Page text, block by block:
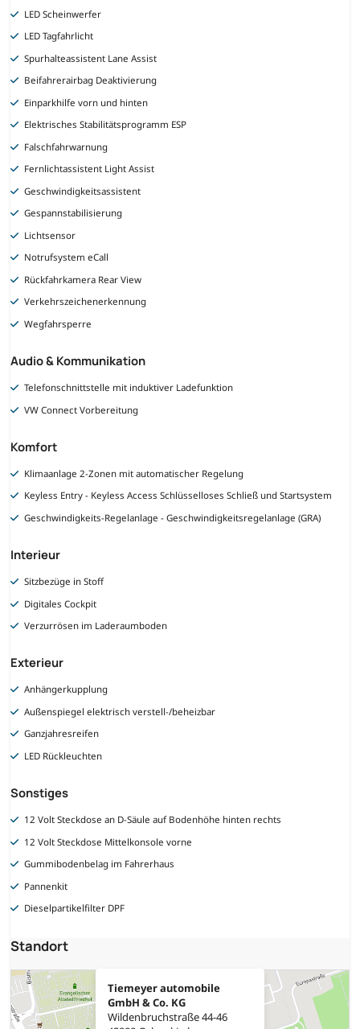
LED Scheinwerfer
LED Tagfahrlicht
Spurhalteassistent Lane Assist
Beifahrerairbag Deaktivierung
Einparkhilfe vorn und hinten
Elektrisches Stabilitätsprogramm ESP
Falschfahrwarnung
Fernlichtassistent Light Assist
Geschwindigkeitsassistent
Gespannstabilisierung
Lichtsensor
Notrufsystem eCall
Rückfahrkamera Rear View
Verkehrszeichenerkennung
Wegfahrsperre
Audio & Kommunikation
Telefonschnittstelle mit induktiver Ladefunktion
VW Connect Vorbereitung
Komfort
Klimaanlage 2-Zonen mit automatischer Regelung
Keyless Entry - Keyless Access Schlüsselloses Schließ und Startsystem
Geschwindigkeits-Regelanlage - Geschwindigkeitsregelanlage (GRA)
Interieur
Sitzbezüge in Stoff
Digitales Cockpit
Verzurrösen im Laderaumboden
Exterieur
Anhängerkupplung
Außenspiegel elektrisch verstell-/beheizbar
Ganzjahresreifen
LED Rückleuchten
Sonstiges
12 Volt Steckdose an D-Säule auf Bodenhöhe hinten rechts
12 Volt Steckdose Mittelkonsole vorne
Gummibodenbelag im Fahrerhaus
Pannenkit
Dieselpartikelfilter DPF
Standort
Tiemeyer automobile
GmbH & Co. KG
Wildenbruchstraße 44-46